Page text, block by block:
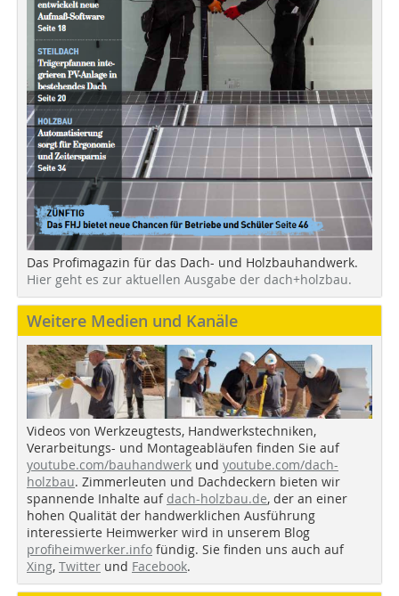
Das Profimagazin für das Dach- und Holzbauhandwerk.
Hier geht es zur aktuellen Ausgabe der dach+holzbau.
Weitere Medien und Kanäle
Videos von Werkzeugtests, Handwerkstechniken,
Verarbeitungs- und Montageabläufen finden Sie auf
youtube.com/bauhandwerk und youtube.com/dach-
holzbau. Zimmerleuten und Dachdeckern bieten wir
spannende Inhalte auf dach-holzbau.de, der an einer
hohen Qualität der handwerklichen Ausführung
interessierte Heimwerker wird in unserem Blog
profiheimwerker.info fündig. Sie finden uns auch auf
Xing, Twitter und Facebook.